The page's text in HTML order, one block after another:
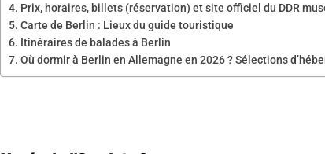
Prix, horaires, billets (réservation) et site officiel du DDR
Carte de Berlin : Lieux du guide touristique
Itinéraires de balades à Berlin
Où dormir à Berlin en Allemagne en 2026 ? Sélections